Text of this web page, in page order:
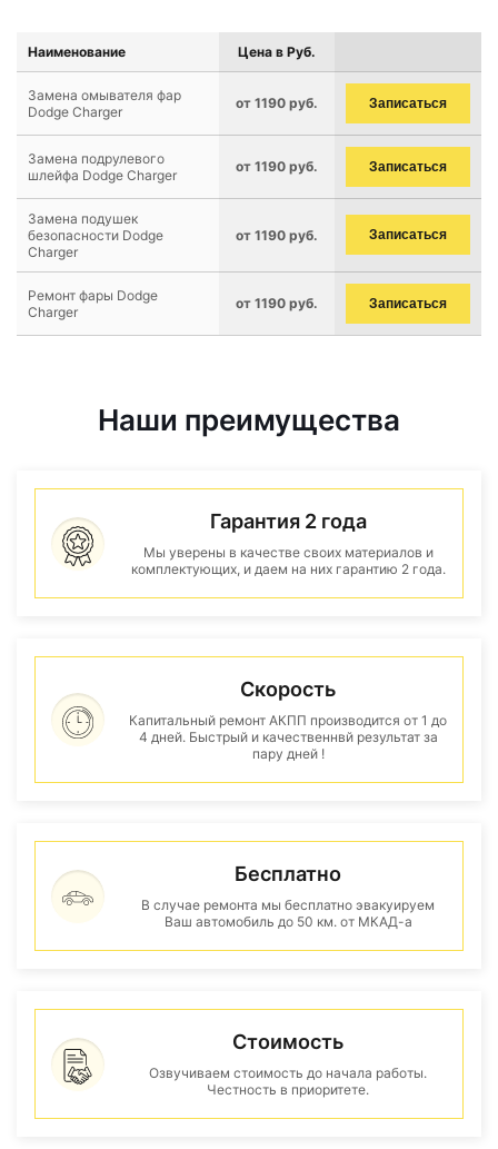
Наименование Цена в Руб.
Замена омывателя фар
Dodge Charger
от 1190 руб. Записаться
Замена подрулевого
шлейфа Dodge Charger
от 1190 руб. Записаться
Замена подушек
безопасности Dodge
Charger
от 1190 руб. Записаться
Ремонт фары Dodge
Charger
от 1190 руб. Записаться
Наши преимущества
Гарантия 2 года
Мы уверены в качестве своих материалов и
комплектующих, и даем на них гарантию 2 года.
Скорость
Капитальный ремонт АКПП производится от 1 до
4 дней. Быстрый и качественнвй результат за
пару дней !
Бесплатно
В случае ремонта мы бесплатно эвакуируем
Ваш автомобиль до 50 км. от МКАД-а
Стоимость
Озвучиваем стоимость до начала работы.
Честность в приоритете.